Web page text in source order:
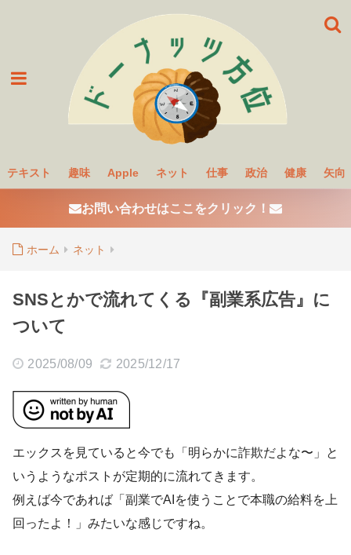
テキスト 趣味 Apple ネット 仕事 政治 健康 矢向
お問い合わせはここをクリック！
ホーム ネット
SNSとかで流れてくる『副業系広告』に
ついて
2025/08/09 2025/12/17
エックスを見ていると今でも「明らかに詐欺だよな〜」と
いうようなポストが定期的に流れてきます。
例えば今であれば「副業でAIを使うことで本職の給料を上
回ったよ！」みたいな感じですね。